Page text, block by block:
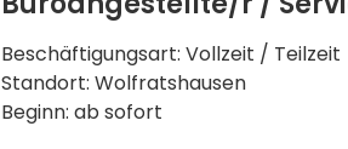
Beschäftigungsart: Vollzeit / Teilzeit
Standort: Wolfratshausen
Beginn: ab sofort